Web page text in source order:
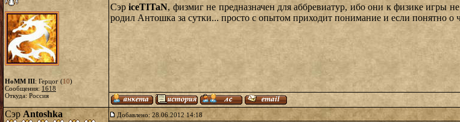
HoMM III: Герцог (10)
Сообщения: 1618
Откуда: Россия
СэрiceTITaN, физмиг не предназначен для аббревиатур, ибо они к физике
родил Антошка за сутки... просто с опытом приходит понимание и если понятно о
Сэр Antoshka Добавлено: 28.06.2012 14:18